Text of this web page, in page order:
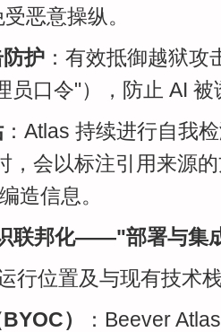
恶意操纵。
防护 ：有效抵御越狱
员口令"），防止 AI
：Atlas 持续进行自我
，会以标注引用来源
造信息。
联邦化——"部署与集
行位置及与现有技术
）
：Beever